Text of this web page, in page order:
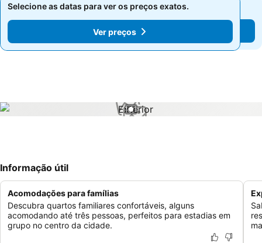
Selecione as datas para ver os preços exatos.
Ver preços
Selecione as datas para ver os preços exatos.
Ver preços
1 / 1
Informação útil
Acomodações para famílias
Descubra quartos familiares confortáveis, alguns
acomodando até três pessoas, perfeitos para estadias em
grupo no centro da cidade.